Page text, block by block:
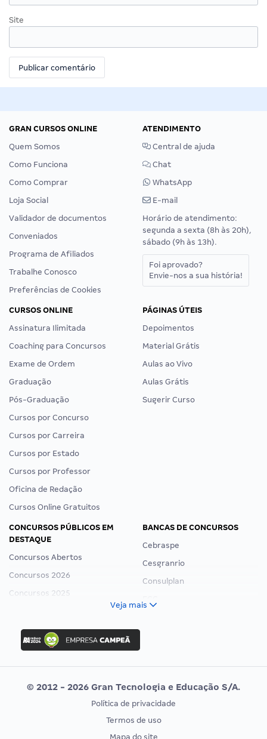
Site
GRAN CURSOS ONLINE
Quem Somos
Como Funciona
Como Comprar
Loja Social
Validador de documentos
Conveniados
Programa de Afiliados
Trabalhe Conosco
Preferências de Cookies
ATENDIMENTO
Central de ajuda
Chat
WhatsApp
E-mail
Horário de atendimento:
segunda a sexta (8h às 20h),
sábado (9h às 13h).
Foi aprovado?
Envie-nos a sua história!
CURSOS ONLINE
Assinatura Ilimitada
Coaching para Concursos
Exame de Ordem
Graduação
Pós-Graduação
Cursos por Concurso
Cursos por Carreira
Cursos por Estado
Cursos por Professor
Oficina de Redação
Cursos Online Gratuitos
PÁGINAS ÚTEIS
Depoimentos
Material Grátis
Aulas ao Vivo
Aulas Grátis
Sugerir Curso
CONCURSOS PÚBLICOS EM
DESTAQUE
Concursos Abertos
Concursos 2026
Concursos 2025
Concurso Ibama
Concurso MPU
Editais publicados
BANCAS DE CONCURSOS
Cebraspe
Cesgranrio
Consulplan
Vunesp
CONCURSOS POR PROFISSÃO
EXAME DE ORDEM
Veja mais
© 2012 - 2026 Gran Tecnologia e Educação S/A.
Política de privacidade
Termos de uso
Mapa do site